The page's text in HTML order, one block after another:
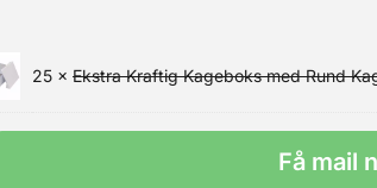
25 ×Ekstra Kraftig Kageboks med Rund
Få mail